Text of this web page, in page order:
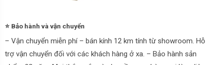
⭐ Bảo hành và vận chuyển
– Vận chuyển miễn phí – bán kính 12 km tính từ showroom. Hỗ
trợ vận chuyển đối với các khách hàng ở xa. – Bảo hành sản